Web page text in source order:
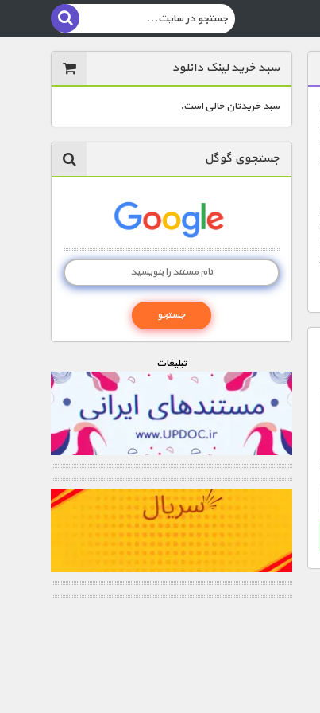
سبد خرید لینک دانلود
سبد خریدتان خالی است.
جستجوی گوگل
تبليغات